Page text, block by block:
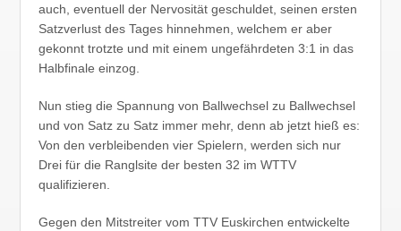
auch, eventuell der Nervosität geschuldet, seinen ersten
Satzverlust des Tages hinnehmen, welchem er aber
gekonnt trotzte und mit einem ungefährdeten 3:1 in das
Halbfinale einzog.
Nun stieg die Spannung von Ballwechsel zu Ballwechsel
und von Satz zu Satz immer mehr, denn ab jetzt hieß es:
Von den verbleibenden vier Spielern, werden sich nur
Drei für die Ranglsite der besten 32 im WTTV
qualifizieren.
Gegen den Mitstreiter vom TTV Euskirchen entwickelte